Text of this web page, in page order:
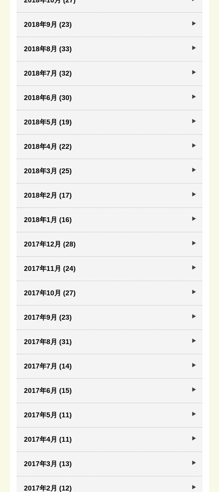
2018年9月 (23)
2018年8月 (33)
2018年7月 (32)
2018年6月 (30)
2018年5月 (19)
2018年4月 (22)
2018年3月 (25)
2018年2月 (17)
2018年1月 (16)
2017年12月 (28)
2017年11月 (24)
2017年10月 (27)
2017年9月 (23)
2017年8月 (31)
2017年7月 (14)
2017年6月 (15)
2017年5月 (11)
2017年4月 (11)
2017年3月 (13)
2017年2月 (12)